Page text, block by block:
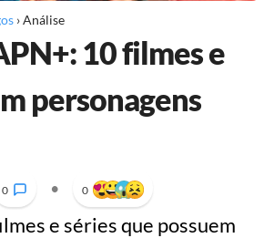
›Análise
10 filmes e
personagens
0 • 0
e séries que possuem